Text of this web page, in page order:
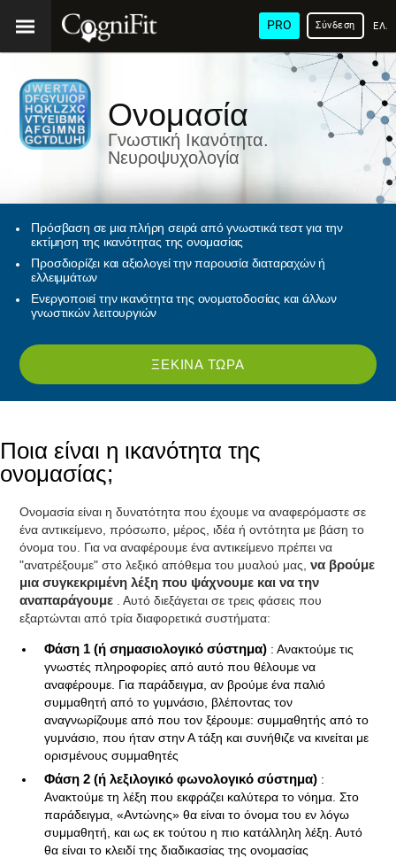
PRO Σύνδεση
Ονομασία
Γνωστική Ικανότητα.
Νευροψυχολογία
Πρόσβαση σε μια πλήρη σειρά από γνωστικά τεστ για την
εκτίμηση της ικανότητας της ονομασίας
Προσδιορίζει και αξιολογεί την παρουσία διαταραχών ή
ελλειμμάτων
Ενεργοποιεί την ικανότητα της ονοματοδοσίας και άλλων
γνωστικών λειτουργιών
ΞΕΚΊΝΑ ΤΏΡΑ
Ποια είναι η ικανότητα της
ονομασίας;
Ονομασία είναι η δυνατότητα που έχουμε να αναφερόμαστε σε
ένα αντικείμενο, πρόσωπο, μέρος, ιδέα ή οντότητα με βάση το
όνομα του. Για να αναφέρουμε ένα αντικείμενο πρέπει να
"ανατρέξουμε" στο λεξικό απόθεμα του μυαλού μας,να βρούμε
μια συγκεκριμένη λέξη που ψάχνουμε και να την
αναπαράγουμε
. Αυτό διεξάγεται σε τρεις φάσεις που
εξαρτώνται από τρία διαφορετικά συστήματα:
Φάση 1 (ή σημασιολογικό σύστημα) : Ανακτούμε τις
γνωστές πληροφορίες από αυτό που θέλουμε να
αναφέρουμε. Για παράδειγμα, αν βρούμε ένα παλιό
συμμαθητή από το γυμνάσιο, βλέποντας τον
αναγνωρίζουμε από που τον ξέρουμε: συμμαθητής από το
γυμνάσιο, που ήταν στην Α τάξη και συνήθιζε να κινείται με
ορισμένους συμμαθητές
Φάση 2 (ή λεξιλογικό φωνολογικό σύστημα) :
Ανακτούμε τη λέξη που εκφράζει καλύτερα το νόημα. Στο
παράδειγμα, «Αντώνης» θα είναι το όνομα του εν λόγω
συμμαθητή, και ως εκ τούτου η πιο κατάλληλη λέξη. Αυτό
θα είναι το κλειδί της διαδικασίας της ονομασίας